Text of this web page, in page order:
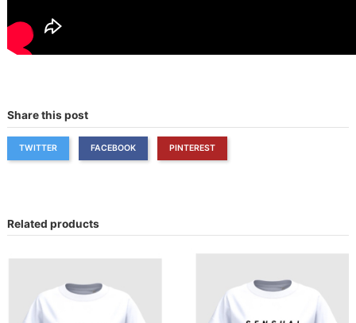
Share this post
TWITTER FACEBOOK PINTEREST
Related products